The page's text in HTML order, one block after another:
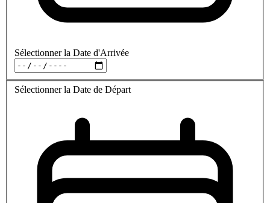
Sélectionner la Date d'Arrivée
Sélectionner la Date de Départ